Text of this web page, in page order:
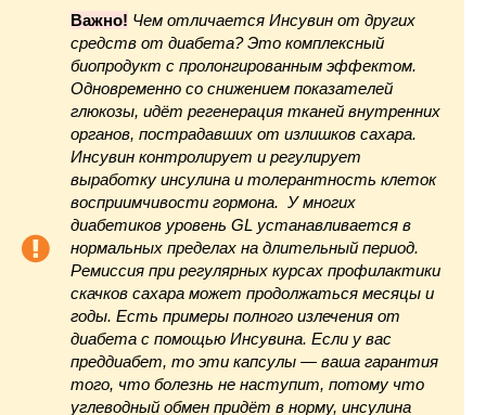
Важно! Чем отличается Инсувин от других
средств от диабета? Это комплексный
биопродукт с пролонгированным эффектом.
Одновременно со снижением показателей
глюкозы, идёт регенерация тканей внутренних
органов, пострадавших от излишков сахара.
Инсувин контролирует и регулирует
выработку инсулина и толерантность клеток
восприимчивости гормона. У многих
диабетиков уровень GL устанавливается в
нормальных пределах на длительный период.
Ремиссия при регулярных курсах профилактики
скачков сахара может продолжаться месяцы и
годы. Есть примеры полного излечения от
диабета с помощью Инсувина. Если у вас
преддиабет, то эти капсулы — ваша гарантия
того, что болезнь не наступит, потому что
углеводный обмен придёт в норму, инсулина